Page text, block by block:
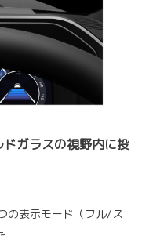
ガラスの視野内に投
の表示モード（フル/ス